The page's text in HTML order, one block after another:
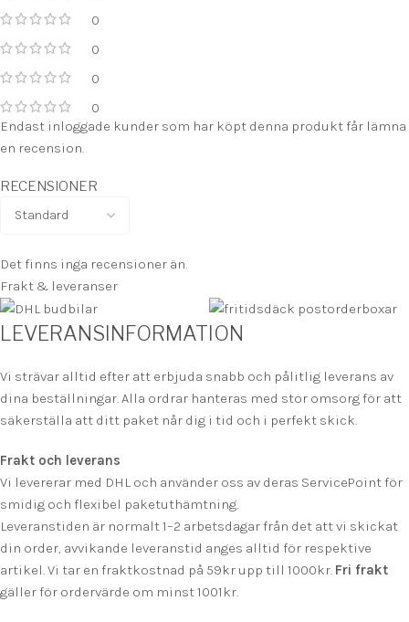
0
0
0
0
RECENSIONER
Det finns inga recensioner än.
Endast inloggade kunder som har köpt denna produkt får lämna
en recension.
Frakt & leveranser
LEVERANSINFORMATION
Vi strävar alltid efter att erbjuda snabb och pålitlig leverans av
dina beställningar. Alla ordrar hanteras med stor omsorg för att
säkerställa att ditt paket når dig i tid och i perfekt skick.
Frakt och leverans
Vi levererar med DHL och använder oss av deras ServicePoint för
smidig och flexibel paketuthämtning.
Leveranstiden är normalt 1–2 arbetsdagar från det att vi skickat
din order, avvikande leveranstid anges alltid för respektive
artikel. Vi tar en fraktkostnad på 59kr upp till 1000kr. Fri frakt
gäller för ordervärde om minst 1001kr.